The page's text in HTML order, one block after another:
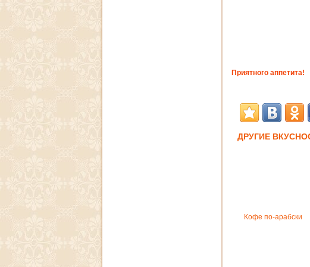
Приятного аппетита!
ДРУГИЕ
Кофе по-арабски